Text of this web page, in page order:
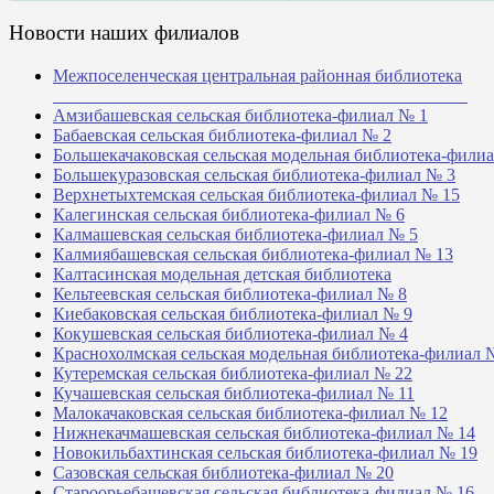
Новости наших филиалов
Межпоселенческая центральная районная библиотека
Амзибашевская сельская библиотека-филиал № 1
Бабаевская сельская библиотека-филиал № 2
Большекачаковская сельская модельная библиотека-
Большекуразовская сельская библиотека-филиал № 3
Верхнетыхтемская сельская библиотека-филиал № 15
Калегинская сельская библиотека-филиал № 6
Калмашевская сельская библиотека-филиал № 5
Калмиябашевская сельская библиотека-филиал № 13
Калтасинская модельная детская библиотека
Кельтеевская сельская библиотека-филиал № 8
Киебаковская сельская библиотека-филиал № 9
Кокушевская сельская библиотека-филиал № 4
Краснохолмская сельская модельная библиотека-филиал
Кутеремская сельская библиотека-филиал № 22
Кучашевская сельская библиотека-филиал № 11
Малокачаковская сельская библиотека-филиал № 12
Нижнекачмашевская сельская библиотека-филиал № 14
Новокильбахтинская сельская библиотека-филиал № 19
Сазовская сельская библиотека-филиал № 20